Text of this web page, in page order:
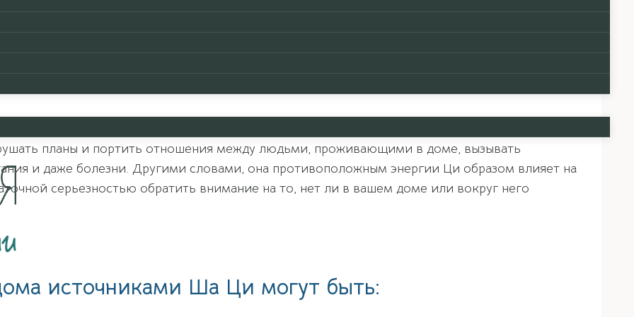
энергия — именно ее оно призвано уравновесить, усилить или направить в нужное
того, чтобы она несла только благоприятное воздействие. Но как и все во Вселенной,
разрушения и упадка. В этой статье мы узнаем, что же это за энергия и откуда она
препятствует положительному течению жизни и развитию. Она способна мешать
планы и портить отношения между людьми, проживающими в доме, вызывать
и даже болезни. Другими словами, она противоположным энергии Ци образом влияет на
серьезностью обратить внимание на то, нет ли в вашем доме или вокруг него
источниками Ша Ци могут быть: